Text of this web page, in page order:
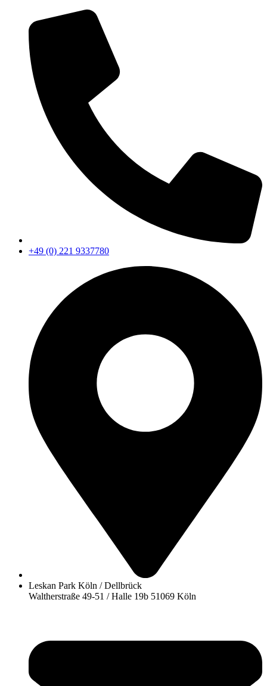
+49 (0) 221 9337780
Leskan Park Köln / Dellbrück
Waltherstraße 49-51 / Halle 19b 51069 Köln